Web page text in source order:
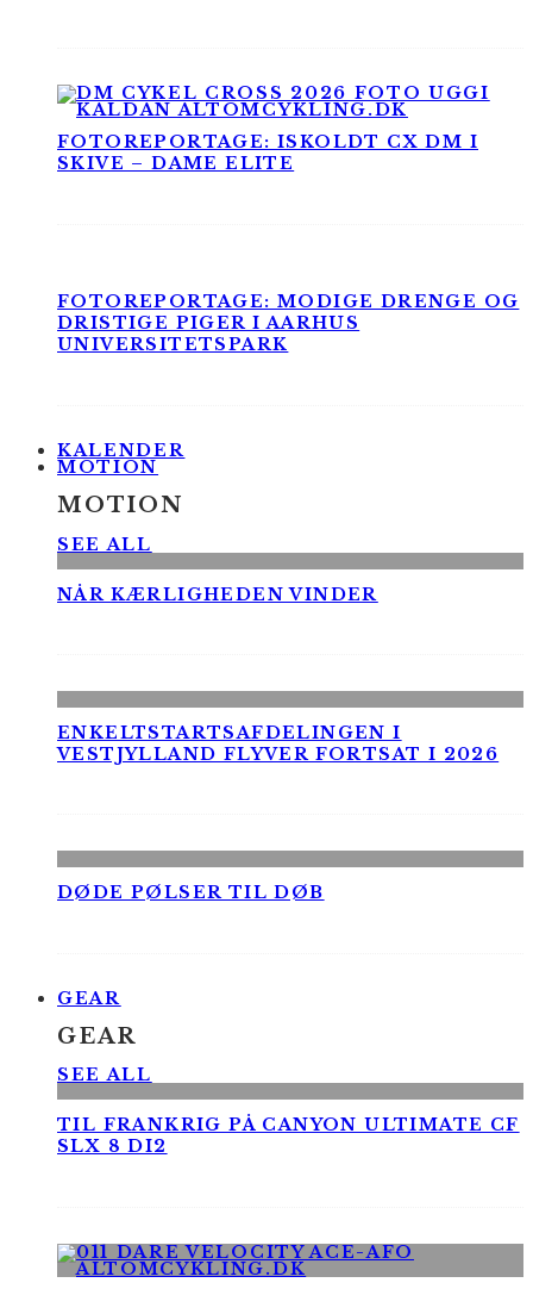
FOTOREPORTAGE: ISKOLDT CX DM I
SKIVE – DAME ELITE
FOTOREPORTAGE: MODIGE DRENGE OG
DRISTIGE PIGER I AARHUS
UNIVERSITETSPARK
KALENDER
MOTION
MOTION
SEE ALL
NÅR KÆRLIGHEDEN VINDER
ENKELTSTARTSAFDELINGEN I
VESTJYLLAND FLYVER FORTSAT I 2026
DØDE PØLSER TIL DØB
GEAR
GEAR
SEE ALL
TIL FRANKRIG PÅ CANYON ULTIMATE CF
SLX 8 DI2